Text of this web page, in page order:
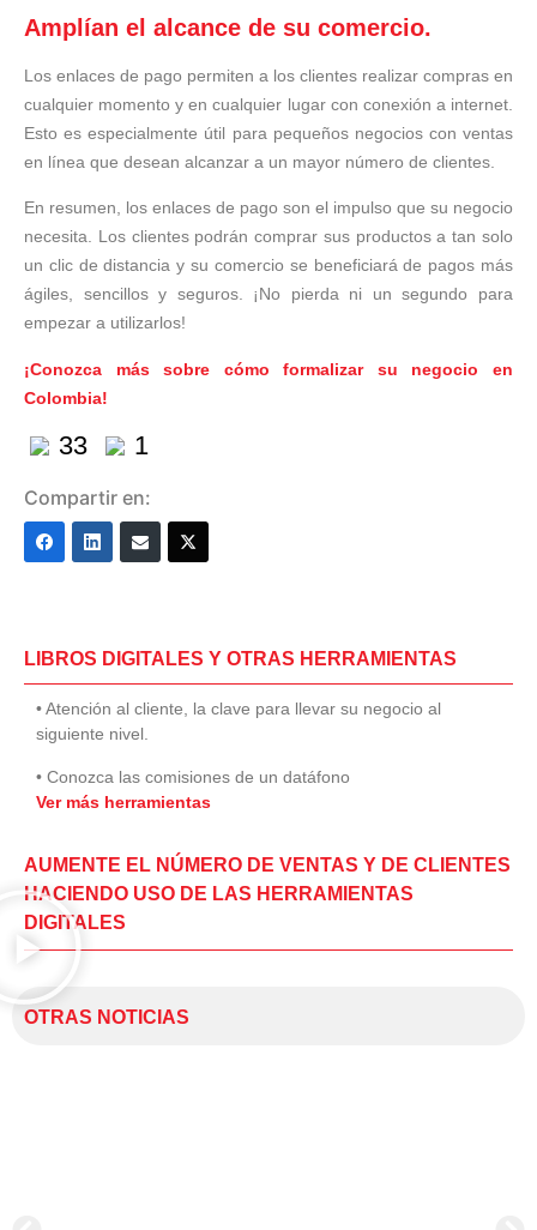
Amplían el alcance de su comercio.
Los enlaces de pago permiten a los clientes realizar compras en
cualquier momento y en cualquier lugar con conexión a internet.
Esto es especialmente útil para pequeños negocios con ventas
en línea que desean alcanzar a un mayor número de clientes.
En resumen, los enlaces de pago son el impulso que su negocio
necesita. Los clientes podrán comprar sus productos a tan solo
un clic de distancia y su comercio se beneficiará de pagos más
ágiles, sencillos y seguros. ¡No pierda ni un segundo para
empezar a utilizarlos!
¡Conozca más sobre cómo formalizar su negocio en
Colombia!
33 1
Compartir en:
LIBROS DIGITALES Y OTRAS HERRAMIENTAS
• Atención al cliente, la clave para llevar su negocio al
siguiente nivel.
• Conozca las comisiones de un datáfono
Ver más herramientas
AUMENTE EL NÚMERO DE VENTAS Y DE CLIENTES
HACIENDO USO DE LAS HERRAMIENTAS
DIGITALES
OTRAS NOTICIAS